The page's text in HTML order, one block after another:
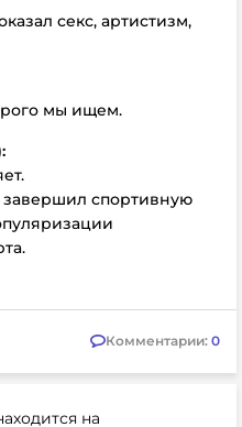
секс, артистизм,
мы ищем.
спортивную
Комментарии: 0
на